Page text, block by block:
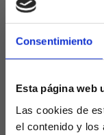
Consentimiento
Esta página web
Las cookies de
el contenido y los
La crisis de
Las ausencias
Haller, que
debilitado al
experimentados
podría afectar
ofensivo contra